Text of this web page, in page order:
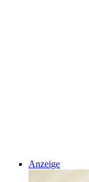
Anzeige